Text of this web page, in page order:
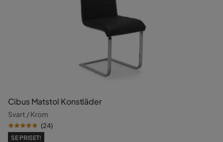
Cibus Matstol Konstläder
Svart / Krom
(24)
SE PRISET!